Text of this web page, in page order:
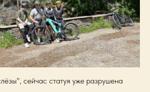
сейчас статуя уже разрушена